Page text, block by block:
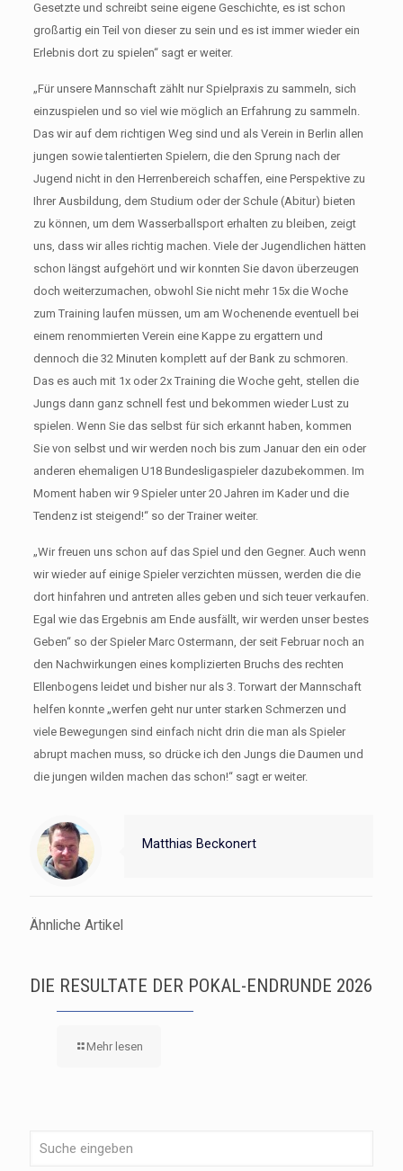
Gesetzte und schreibt seine eigene Geschichte, es ist schon
großartig ein Teil von dieser zu sein und es ist immer wieder ein
Erlebnis dort zu spielen“ sagt er weiter.
„Für unsere Mannschaft zählt nur Spielpraxis zu sammeln, sich
einzuspielen und so viel wie möglich an Erfahrung zu sammeln.
Das wir auf dem richtigen Weg sind und als Verein in Berlin allen
jungen sowie talentierten Spielern, die den Sprung nach der
Jugend nicht in den Herrenbereich schaffen, eine Perspektive zu
Ihrer Ausbildung, dem Studium oder der Schule (Abitur) bieten
zu können, um dem Wasserballsport erhalten zu bleiben, zeigt
uns, dass wir alles richtig machen. Viele der Jugendlichen hätten
schon längst aufgehört und wir konnten Sie davon überzeugen
doch weiterzumachen, obwohl Sie nicht mehr 15x die Woche
zum Training laufen müssen, um am Wochenende eventuell bei
einem renommierten Verein eine Kappe zu ergattern und
dennoch die 32 Minuten komplett auf der Bank zu schmoren.
Das es auch mit 1x oder 2x Training die Woche geht, stellen die
Jungs dann ganz schnell fest und bekommen wieder Lust zu
spielen. Wenn Sie das selbst für sich erkannt haben, kommen
Sie von selbst und wir werden noch bis zum Januar den ein oder
anderen ehemaligen U18 Bundesligaspieler dazubekommen. Im
Moment haben wir 9 Spieler unter 20 Jahren im Kader und die
Tendenz ist steigend!“ so der Trainer weiter.
„Wir freuen uns schon auf das Spiel und den Gegner. Auch wenn
wir wieder auf einige Spieler verzichten müssen, werden die die
dort hinfahren und antreten alles geben und sich teuer verkaufen.
Egal wie das Ergebnis am Ende ausfällt, wir werden unser bestes
Geben“ so der Spieler Marc Ostermann, der seit Februar noch an
den Nachwirkungen eines komplizierten Bruchs des rechten
Ellenbogens leidet und bisher nur als 3. Torwart der Mannschaft
helfen konnte „werfen geht nur unter starken Schmerzen und
viele Bewegungen sind einfach nicht drin die man als Spieler
abrupt machen muss, so drücke ich den Jungs die Daumen und
die jungen wilden machen das schon!“ sagt er weiter.
Matthias Beckonert
Ähnliche Artikel
DIE RESULTATE DER POKAL-ENDRUNDE 2026
Mehr lesen